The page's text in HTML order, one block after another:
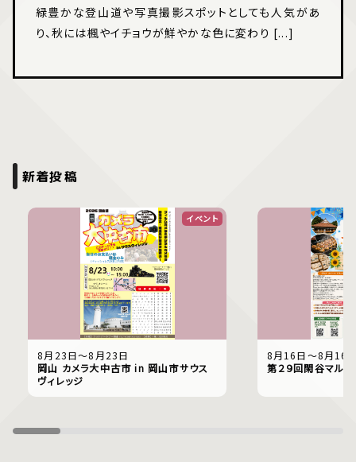
緑豊かな登山道や写真撮影スポットとしても人気があ
り、秋には楓やイチョウが鮮やかな色に変わり [...]
新着投稿
イベント
8月23日〜8月23日
岡山 カメラ大中古市 in 岡山市サウス
ヴィレッジ
8月16日〜8月16
第２９回閑谷マルシ